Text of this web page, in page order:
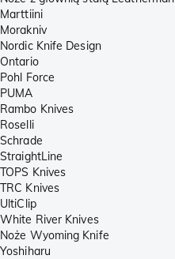
Marttiini
Morakniv
Nordic Knife Design
Ontario
Pohl Force
PUMA
Rambo Knives
Roselli
Schrade
StraightLine
TOPS Knives
TRC Knives
UltiClip
White River Knives
Noże Wyoming Knife
Yoshiharu